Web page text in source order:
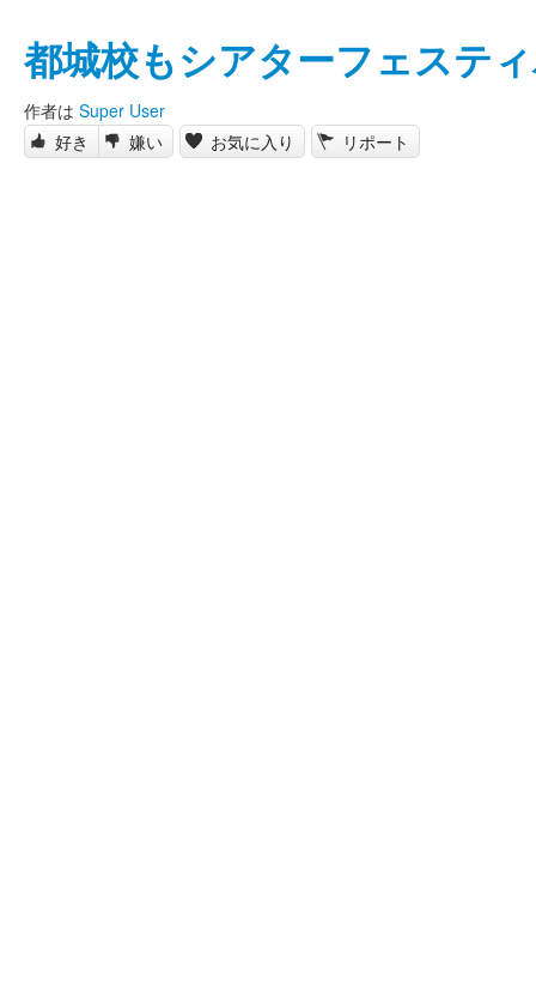
都城校もシアターフェステ
作者は Super User
好き
嫌い お気に入り リポート